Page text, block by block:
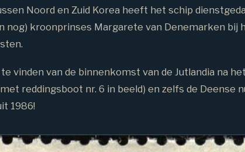
Noord en Zuid Korea heeft het schip
nog) kroonprinses Margarete van Denemarken bij
vinden van de binnenkomst van de Jutlandia na
reddingsboot nr. 6 in beeld) en zelfs de Deense
1986!